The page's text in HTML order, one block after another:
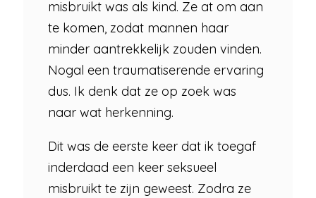
misbruikt was als kind. Ze at om aan
te komen, zodat mannen haar
minder aantrekkelijk zouden vinden.
Nogal een traumatiserende ervaring
dus. Ik denk dat ze op zoek was
naar wat herkenning.
Dit was de eerste keer dat ik toegaf
inderdaad een keer seksueel
misbruikt te zijn geweest. Zodra ze